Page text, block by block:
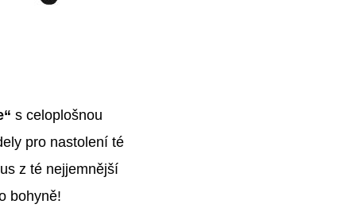
s celoplošnou
pro nastolení té
z té nejjemnější
bohyně!